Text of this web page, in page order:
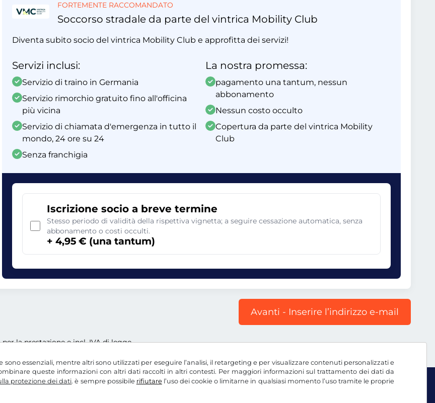
essenziali, mentre altri sono utilizzati per eseguire l’analisi, il retargeting e per visualizzare contenuti personalizzati e
queste informazioni con altri dati raccolti in altri contesti. Per maggiori informazioni sul trattamento dei dati da
protezione dei dati. è sempre possibile rifiutarel’uso dei cookie o limitarne in qualsiasi momento l’uso tramite le proprie
FORTEMENTE RACCOMANDATO
Soccorso stradale da parte del vintrica Mobility Club
Diventa subito socio del vintrica Mobility Club e approfitta dei servizi!
Servizi inclusi:
Servizio di traino in Germania
Servizio rimorchio gratuito fino all'officina
più vicina
Servizio di chiamata d'emergenza in tutto il
mondo, 24 ore su 24
Senza franchigia
La nostra promessa:
pagamento una tantum, nessun
abbonamento
Nessun costo occulto
Copertura da parte del vintrica Mobility
Club
Iscrizione socio a breve termine
Stesso periodo di validità della rispettiva vignetta; a seguire cessazione automatica, senza
abbonamento o costi occulti.
+ 4,95 € (una tantum)
Avanti - Inserire l’indirizzo e-mail
la prestazione e incl. IVA di legge